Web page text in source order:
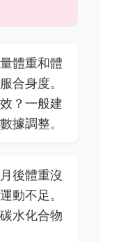
體重和體
合身度。
？一般建
據調整。
後體重沒
動不足。
水化合物